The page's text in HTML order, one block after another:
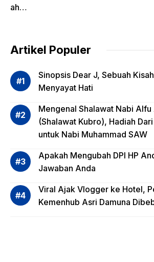
ah
dalam
si
Risiko
asi
Reksa
Saja?
Artikel Populer
Sinopsis Dear J, Sebuah
Menyayat Hati
Mengenal Shalawat Nabi
(Shalawat Kubro), Hadiah
untuk Nabi Muhammad SAW
Apakah Mengubah DPI HP
Jawaban Anda
Viral Ajak Vlogger ke Hotel,
Kemenhub Asri Damuna